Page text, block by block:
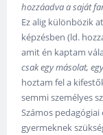
hozzáadva a saját
Ez alig különbözik
képzésben (ld.
amit én kaptam
csak egy másolat,
hoztam fel a
semmi személyes
Számos
gyermeknek